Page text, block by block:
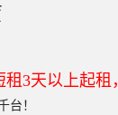
3天以上起租
台！